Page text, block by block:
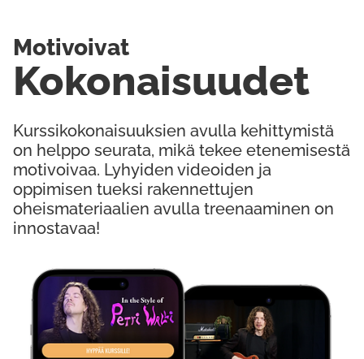
Kurssikokonaisuuksien avulla kehittymistä
on helppo seurata, mikä tekee etenemisestä
motivoivaa. Lyhyiden videoiden ja
oppimisen tueksi rakennettujen
oheismateriaalien avulla treenaaminen on
innostavaa!
Kokonaisuudet
Motivoivat